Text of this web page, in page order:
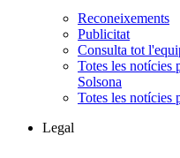
Reconeixements
Publicitat
Consulta tot
Totes les notícies
Solsona
Totes les notícies
Legal